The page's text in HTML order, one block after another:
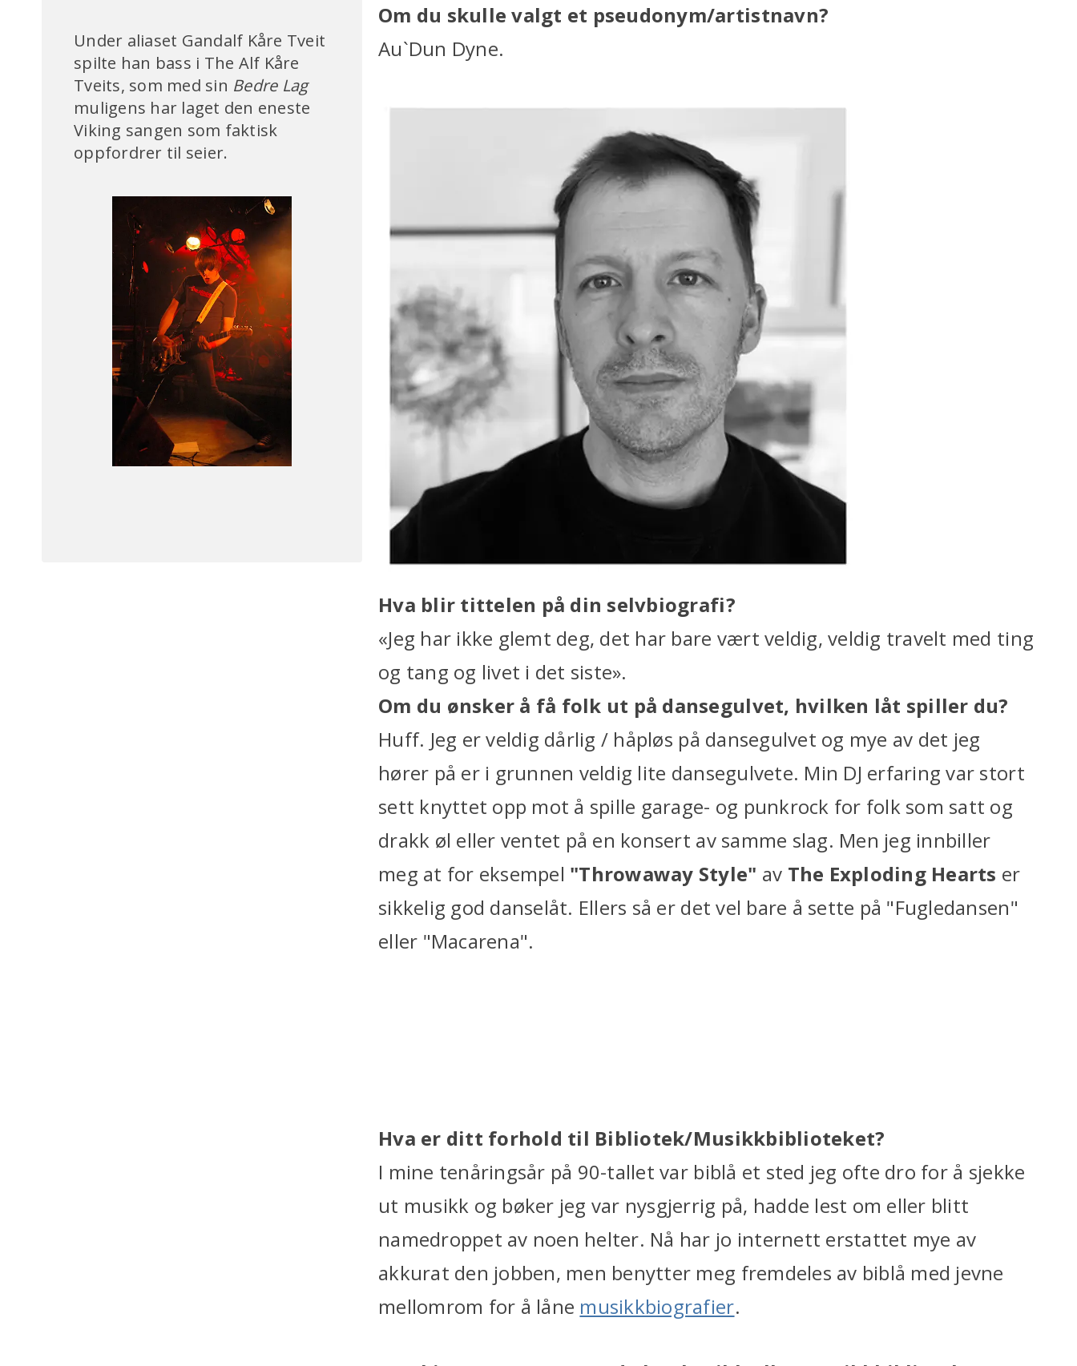
Om du skulle valgt et pseudonym/artistnavn?
Au`Dun Dyne.
Hva blir tittelen på din selvbiografi?
«Jeg har ikke glemt deg, det har bare vært veldig, veldig travelt med ting
og tang og livet i det siste».
Om du ønsker å få folk ut på dansegulvet, hvilken låt spiller du?
Huff. Jeg er veldig dårlig / håpløs på dansegulvet og mye av det jeg
hører på er i grunnen veldig lite dansegulvete. Min DJ erfaring var stort
sett knyttet opp mot å spille garage- og punkrock for folk som satt og
drakk øl eller ventet på en konsert av samme slag. Men jeg innbiller
meg at for eksempel "Throwaway Style" av The Exploding Hearts er
sikkelig god danselåt. Ellers så er det vel bare å sette på "Fugledansen"
eller "Macarena".
Hva er ditt forhold til Bibliotek/Musikkbiblioteket?
I mine tenåringsår på 90-tallet var biblå et sted jeg ofte dro for å sjekke
ut musikk og bøker jeg var nysgjerrig på, hadde lest om eller blitt
namedroppet av noen helter. Nå har jo internett erstattet mye av
akkurat den jobben, men benytter meg fremdeles av biblå med jevne
mellomrom for å låne musikkbiografier.
Under aliaset Gandalf Kåre Tveit
spilte han bass i The Alf Kåre
Tveits, som med sin Bedre Lag
muligens har laget den eneste
Viking sangen som faktisk
oppfordrer til seier.